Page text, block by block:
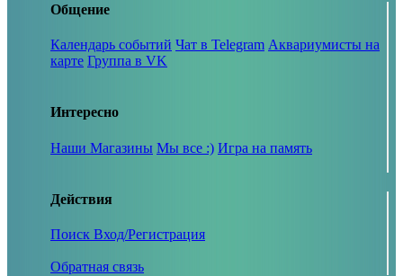
Общение
Календарь событий Чат в Telegram Аквариумисты на
карте Группа в VK
Интересно
Наши Магазины Мы все :) Игра на память
Действия
Поиск Вход/Регистрация
Обратная связь